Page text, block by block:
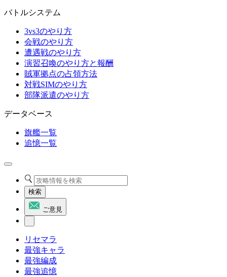
バトルシステム
3vs3のやり方
会戦のやり方
遭遇戦のやり方
演習召喚のやり方と報酬
賊軍拠点の占領方法
対戦SIMのやり方
部隊派遣のやり方
データベース
旗艦一覧
追憶一覧
検索
ご意見
リセマラ
最強キャラ
最強編成
最強追憶